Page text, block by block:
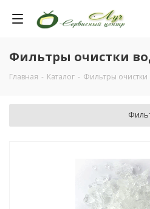
Фильтры очистки
Главная - Каталог - Фильтры очистки